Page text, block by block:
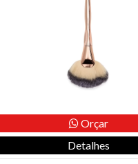
Orçar
Detalhes